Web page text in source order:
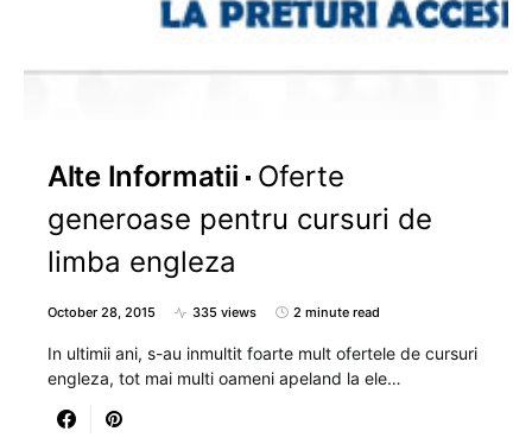
Alte Informatii
Oferte
generoase pentru cursuri de
limba engleza
October 28, 2015 335 views 2 minute read
In ultimii ani, s-au inmultit foarte mult ofertele de cursuri
engleza, tot mai multi oameni apeland la ele…